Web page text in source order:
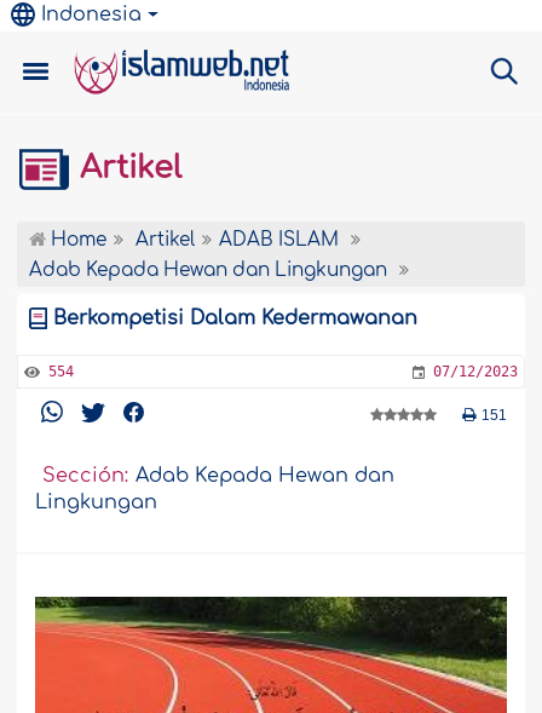
Indonesia
Artikel
Home Artikel
ADAB ISLAM
Adab Kepada Hewan dan Lingkungan
Berkompetisi Dalam Kedermawanan
554 07/12/2023
151
Sección: Adab Kepada Hewan dan
Lingkungan